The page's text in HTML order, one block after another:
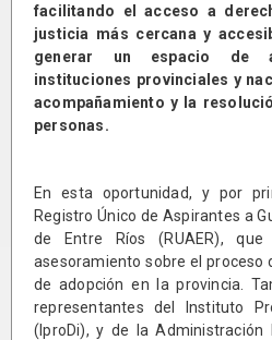
facilitando el acceso a
justicia más cercana y
generar un espacio de
instituciones provinciales y
acompañamiento y la
personas.
En esta oportunidad, y por
Registro Único de Aspirantes a
de Entre Ríos (RUAER),
asesoramiento sobre el proceso
de adopción en la provincia.
representantes del Instituto
(IproDi), y de la Administración